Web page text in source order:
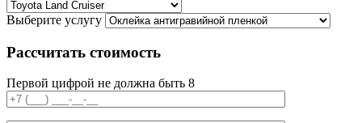
Выберите услугу
Рассчитать стоимость
Первой цифрой не должна быть 8